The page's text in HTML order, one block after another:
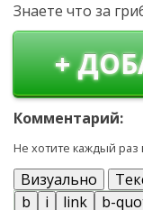
Знаете что за
+
Комментарий:
Не хотите каждый раз
Визуально